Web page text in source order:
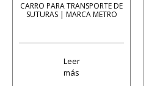
CARRO PARA TRANSPORTE DE
SUTURAS | MARCA METRO
Leer
más